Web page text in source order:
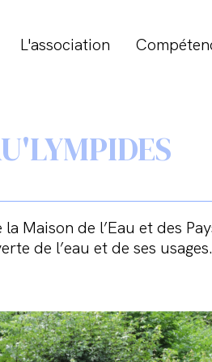
L'association
Maison de l’Eau et des
de l’eau et de ses usages.